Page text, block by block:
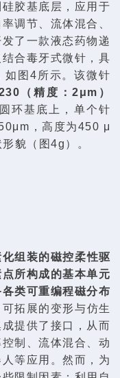
胶基底层，应用于
调节、流体混合、
了一款液态药物递
合毒牙式微针，具
如图4所示。该微针
（精度：2μm）
环基底上，单个针
，高度为450 μ
貌（图4g）。
组装的磁控柔性驱
所构成的基本单元
类可重编程磁分布
拓展的变形与仿生
提供了接口，从而
制、流体混合、动
等应用。然而，为